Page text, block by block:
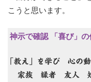
こうと思います。
神示で確認 「喜び」の
｢教え」を学び 心の
家族 縁者 友人 知